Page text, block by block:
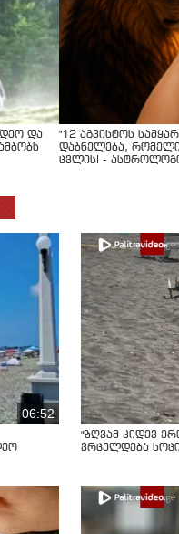
და
"12 აგვისტოს
დაბნელება,
ცვლის! -
06:52
"ზღვამ კიდევ
ვრცელდება